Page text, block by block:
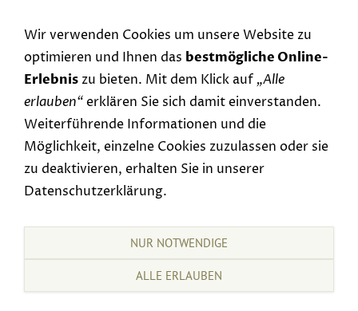
Wir verwenden Cookies um unsere Website zu
optimieren und Ihnen das bestmögliche Online-
Erlebniszu bieten. Mit dem Klick auf „Alle
erlauben“erklären Sie sich damit einverstanden.
Weiterführende Informationen und die
Möglichkeit, einzelne Cookies zuzulassen oder sie
zu deaktivieren, erhalten Sie in unserer
Datenschutzerklärung.
NUR NOTWENDIGE
ALLE ERLAUBEN